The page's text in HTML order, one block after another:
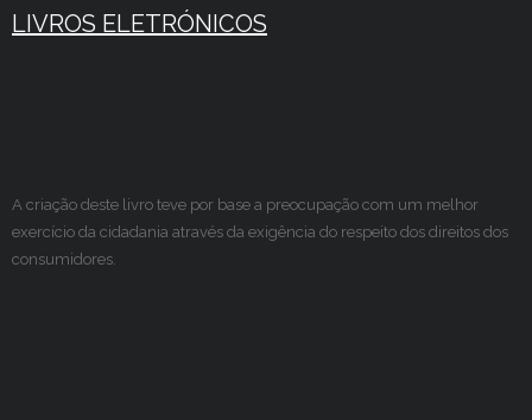
LIVROS ELETRÓNICOS
A criação deste livro teve por base a preocupação com um melhor
exercício da cidadania através da exigência do respeito dos direitos dos
consumidores.